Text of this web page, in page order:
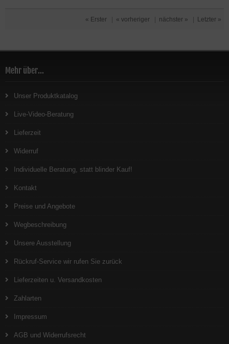
« Erster « vorheriger nächster » Letzter »
Mehr über...
Unser Produktkatalog
Live-Video-Beratung
Lieferzeit
Widerruf
Individuelle Beratung, statt blinder Kauf!
Kontakt
Preise und Angebote
Wegbeschreibung
Unsere Ausstellung
Rückruf-Service wir rufen Sie zurück
Lieferzeiten u. Versandkosten
Zahlarten
Impressum
AGB und Widerrufsrecht